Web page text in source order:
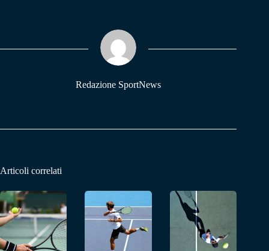
pp m
Redazione SportNews
Articoli correlati